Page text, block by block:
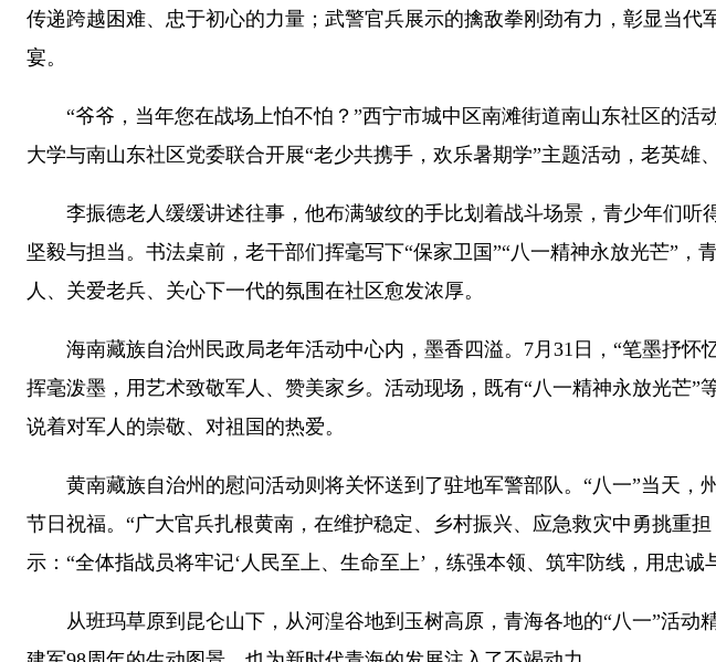
传递跨越困难、忠于初心的力量；武警官兵展示的擒敌拳刚劲有力，彰显当
宴。
“爷爷，当年您在战场上怕不怕？”西宁市城中区南滩街道南山东社区的活
大学与南山东社区党委联合开展“老少共携手，欢乐暑期学”主题活动，老英雄
李振德老人缓缓讲述往事，他布满皱纹的手比划着战斗场景，青少年们听
坚毅与担当。书法桌前，老干部们挥毫写下“保家卫国”“八一精神永放光芒”
人、关爱老兵、关心下一代的氛围在社区愈发浓厚。
海南藏族自治州民政局老年活动中心内，墨香四溢。7月31日，“笔墨抒怀
挥毫泼墨，用艺术致敬军人、赞美家乡。活动现场，既有“八一精神永放光芒
说着对军人的崇敬、对祖国的热爱。
黄南藏族自治州的慰问活动则将关怀送到了驻地军警部队。“八一”当天，
节日祝福。“广大官兵扎根黄南，在维护稳定、乡村振兴、应急救灾中勇挑重
示：“全体指战员将牢记‘人民至上、生命至上’，练强本领、筑牢防线，用忠诚
从班玛草原到昆仑山下，从河湟谷地到玉树高原，青海各地的“八一”活动